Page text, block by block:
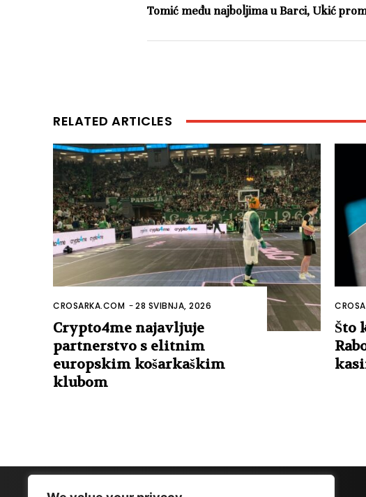
Tomić među najboljima u Barci, Ukić
RELATED ARTICLES
CROSARKA.COM -28 SVIBNJA, 2026
Crypto4me najavljuje
partnerstvo s elitnim
europskim košarkaškim
klubom
Što